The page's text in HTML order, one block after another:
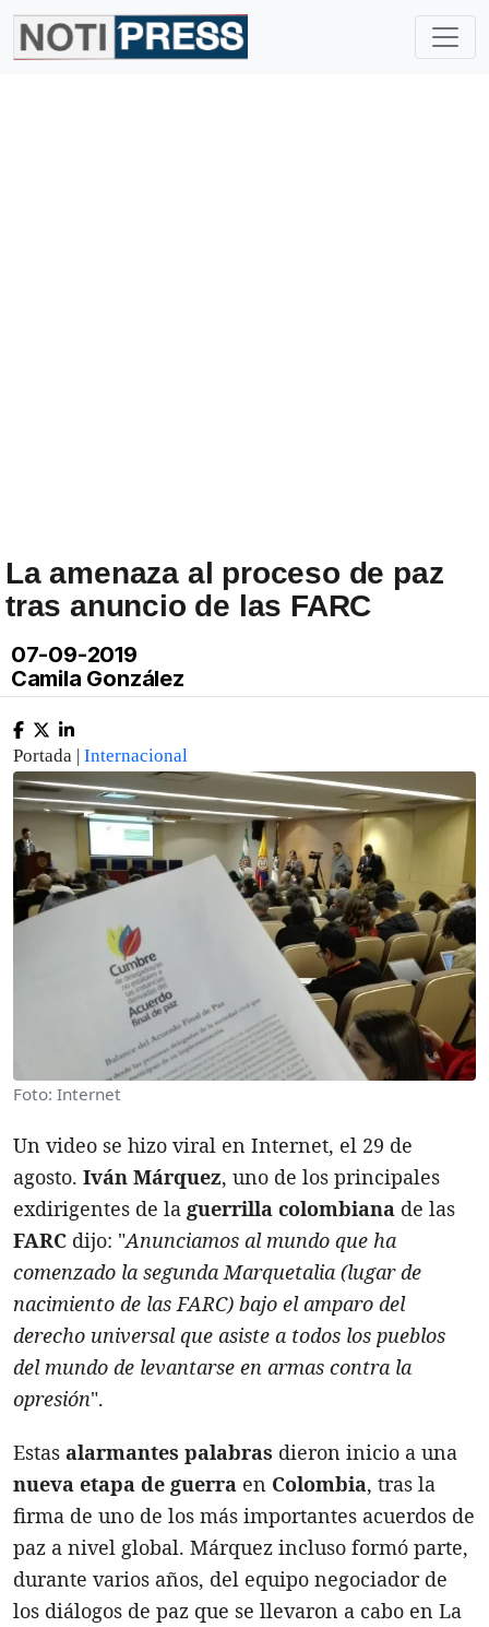
La amenaza al proceso de paz
tras anuncio de las FARC
07-09-2019
Camila González
Portada | Internacional
Foto: Internet
Un video se hizo viral en Internet, el 29 de
agosto. Iván Márquez, uno de los principales
exdirigentes de la guerrilla colombiana de las
FARC dijo: "Anunciamos al mundo que ha
comenzado la segunda Marquetalia (lugar de
nacimiento de las FARC) bajo el amparo del
derecho universal que asiste a todos los pueblos
del mundo de levantarse en armas contra la
opresión".
Estas alarmantes palabras dieron inicio a una
nueva etapa de guerra en Colombia, tras la
firma de uno de los más importantes acuerdos de
paz a nivel global. Márquez incluso formó parte,
durante varios años, del equipo negociador de
los diálogos de paz que se llevaron a cabo en La